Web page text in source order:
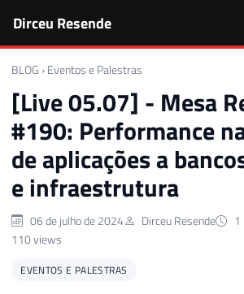
Dirceu Resende
BLOG › Eventos e Palestras
[Live 05.07] - Mesa
#190: Performance
de aplicações a
e infraestrutura
06 de julho de 2024 Dirceu Resende
110 views
EVENTOS E PALESTRAS